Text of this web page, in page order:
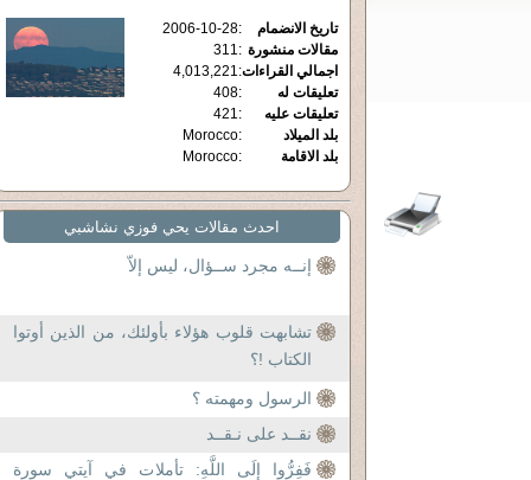
تاريخ الانضمام :
2006-10-28
مقالات منشورة :
311
اجمالي القراءات:
4,013,221
تعليقات له
:
408
تعليقات عليه
:
421
بلد الميلاد
:
Morocco
بلد الاقامة
:
Morocco
احدث مقالات يحي فوزي نشاشبي
إنــه مجرد ســؤال، ليس إلاّ
تشابهت قلوب هؤلاء بأولئك، من الذين أوتوا
الكتاب !؟
الرسول ومهمته ؟
نقــد على نـقــد
فَفِرُّوا إِلَى اللَّهِ: تأملات في آيتي سورة